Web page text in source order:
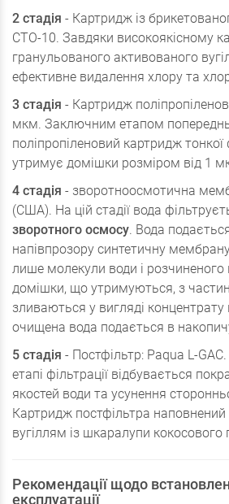
2 стадія - Картридж із
CTO-10. Завдяки високоякісному
гранульованого активованого
ефективне видалення хлору та
3 стадія - Картридж
мкм. Заключним етапом
поліпропіленовий картридж тонкої
утримує домішки розміром від 1
4 стадія - зворотноосмотична
(США). На цій стадії вода
зворотного осмосу. Вода
напівпрозору синтетичну
лише молекули води і розчиненого
домішки, що утримуються, з
зливаються у вигляді
очищена вода подається в
5 стадія - Постфільтр: Paqua L-GAC
етапі фільтрації відбувається
якостей води та усунення
Картридж постфільтра
вугіллям із шкаралупи кокосового
Рекомендації щодо
експлуатації